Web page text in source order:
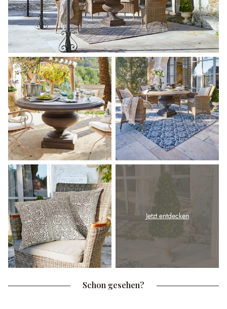
Jetzt entdecken
Schon gesehen?